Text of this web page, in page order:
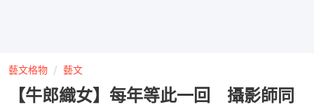
藝文格物 藝文
【牛郎織女】每年等此一回 攝影師同